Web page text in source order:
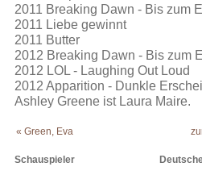
2011 Breaking Dawn - Bis zum
2011 Liebe gewinnt
2011 Butter
2012 Breaking Dawn - Bis zum
2012 LOL - Laughing Out Loud
2012 Apparition - Dunkle
Ashley Greene ist Laura Maire.
« Green, Eva
Schauspieler